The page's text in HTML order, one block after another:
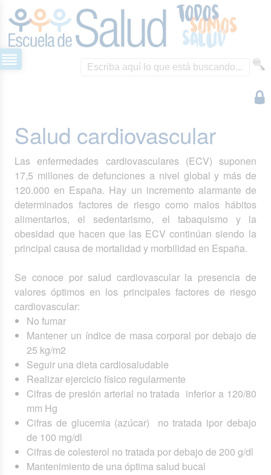
Salud cardiovascular
Las enfermedades cardiovasculares (ECV) suponen
17,5 millones de defunciones a nivel global y más de
120.000 en España. Hay un incremento alarmante de
determinados factores de riesgo como malos hábitos
alimentarios, el sedentarismo, el tabaquismo y la
obesidad que hacen que las ECV continúan siendo la
principal causa de mortalidad y morbilidad en España.
Se conoce por salud cardiovascular la presencia de
valores óptimos en los principales factores de riesgo
cardiovascular:
No fumar
Mantener un índice de masa corporal por debajo de
25 kg/m2
Seguir una dieta cardiosaludable
Realizar ejercicio físico regularmente
Cifras de presión arterial no tratada inferior a 120/80
mm Hg
Cifras de glucemia (azúcar) no tratada ipor debajo
de 100 mg/dl
Cifras de colesterol no tratada por debajo de 200 g/dl
Mantenimiento de una óptima salud bucal